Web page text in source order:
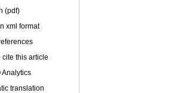
(pdf)
xml format
cite this article
Analytics
translation